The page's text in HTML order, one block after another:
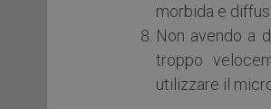
morbida e
Non avendo a
troppo
utilizzare il